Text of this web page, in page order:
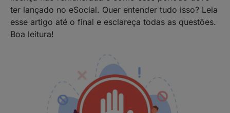
ter lançado no eSocial. Quer entender tudo isso? Leia
esse artigo até o final e esclareça todas as questões.
Boa leitura!